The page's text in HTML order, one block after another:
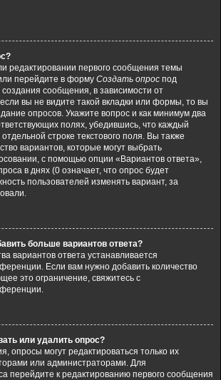
редактировании первого сообщения темы
перейдите в форму Создать опрос под
сообщения, в зависимости от
вы не видите такой вкладки или формы, то вы
опросов. Укажите вопрос и как минимум два
полях, убедившись, что каждый
строке текстового поля. Вы также
вариантов, которые могут выбрать
с помощью опции «Вариантов ответа»,
в днях (0 означает, что опрос будет
пользователей изменять вариант, за
больше вариантов ответа?
вариантов ответа устанавливается
Если вам нужно добавить количество
это ограничение, свяжитесь с
или удалить опрос?
опросы могут редактироваться только их
или администраторами. Для
перейдите к редактированию первого сообщения